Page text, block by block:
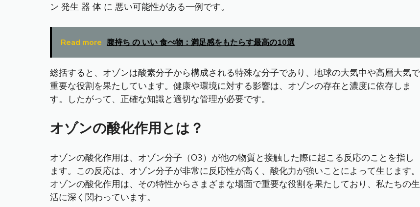
ン 発生 器 体 に 悪い可能性がある一例です。
Read more 腹持ち の いい 食べ物：満足感をもたらす最高の10選
総括すると、オゾンは酸素分子から構成される特殊な分子であり、地球の大気中や高層大気で
重要な役割を果たしています。健康や環境に対する影響は、オゾンの存在と濃度に依存しま
す。したがって、正確な知識と適切な管理が必要です。
オゾンの酸化作用とは？
オゾンの酸化作用は、オゾン分子（O3）が他の物質と接触した際に起こる反応のことを指し
ます。この反応は、オゾン分子が非常に反応性が高く、酸化力が強いことによって生じます。
オゾンの酸化作用は、その特性からさまざまな場面で重要な役割を果たしており、私たちの生
活に深く関わっています。